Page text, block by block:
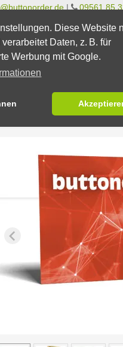
Diese Website
Daten, z. B. für
Werbung mit Google.
| 09561 85
Infos
erstellen Buttons auf
/picture>